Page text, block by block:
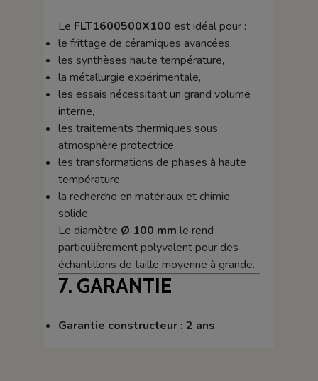
Le FLT1600500X100 est idéal pour :
le frittage de céramiques avancées,
les synthèses haute température,
la métallurgie expérimentale,
les essais nécessitant un grand volume
interne,
les traitements thermiques sous
atmosphère protectrice,
les transformations de phases à haute
température,
la recherche en matériaux et chimie
solide.
Le diamètre Ø 100 mm le rend
particulièrement polyvalent pour des
échantillons de taille moyenne à grande.
7. GARANTIE
Garantie constructeur : 2 ans